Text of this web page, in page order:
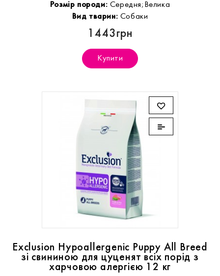
Розмір породи: Середня;Велика
Вид тварин: Собаки
1443грн
Купити
Exclusion Hypoallergenic Puppy All Breed
зі свининою для цуценят всіх порід з
харчовою алергією 12 кг